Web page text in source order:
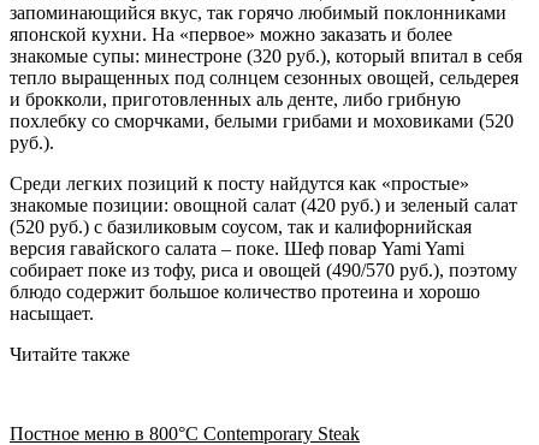
запоминающийся вкус, так горячо любимый поклонниками
японской кухни. На «первое» можно заказать и более
знакомые супы: минестроне (320 руб.), который впитал в себя
тепло выращенных под солнцем сезонных овощей, сельдерея
и брокколи, приготовленных аль денте, либо грибную
похлебку со сморчками, белыми грибами и моховиками (520
руб.).
Среди легких позиций к посту найдутся как «простые»
знакомые позиции: овощной салат (420 руб.) и зеленый салат
(520 руб.) с базиликовым соусом, так и калифорнийская
версия гавайского салата – поке. Шеф повар Yami Yami
собирает поке из тофу, риса и овощей (490/570 руб.), поэтому
блюдо содержит большое количество протеина и хорошо
насыщает.
Читайте также
Постное меню в 800°С Contemporary Steak